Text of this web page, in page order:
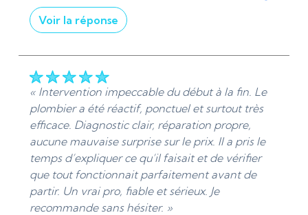
Voir la réponse
sincèrement pour votre recommandation
enthousiaste. Votre satisfaction est ma priorité,
et c'est un plaisir de savoir que mon service vous
a pleinement satisfait. Cordialement, Denis de
Ads Sanitaire 95 | Plomberie et chauffage -
Installation et dépannage »
De ADS Sanitaire 95 - Le 19/12/2025
« Intervention impeccable du début à la fin. Le
plombier a été réactif, ponctuel et surtout très
efficace. Diagnostic clair, réparation propre,
aucune mauvaise surprise sur le prix. Il a pris le
temps d’expliquer ce qu’il faisait et de vérifier
que tout fonctionnait parfaitement avant de
partir. Un vrai pro, fiable et sérieux. Je
recommande sans hésiter. »